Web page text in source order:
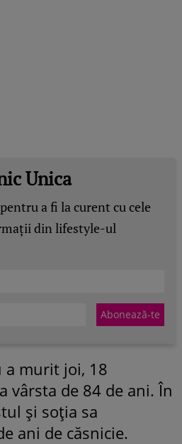
Unica
pentru a fi la curent cu cele
din lifestyle-ul
a murit joi, 18
vârsta de 84 de ani. În
și soția sa
ani de căsnicie.